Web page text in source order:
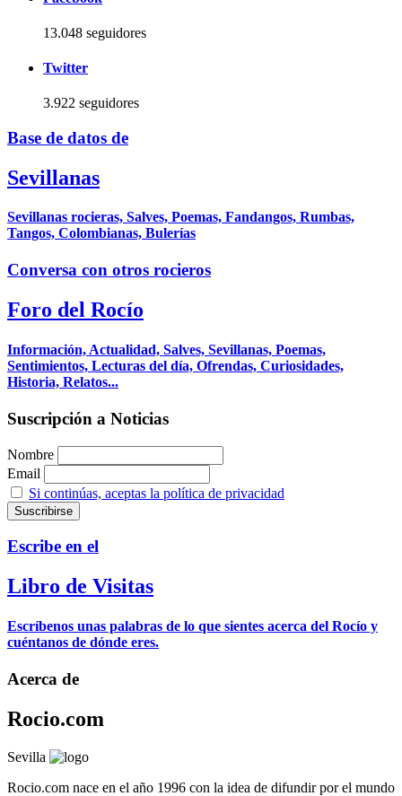
13.048 seguidores
Twitter
3.922 seguidores
Base de datos de
Sevillanas
Sevillanas rocieras, Salves, Poemas, Fandangos, Rumbas,
Tangos, Colombianas, Bulerías
Conversa con otros rocieros
Foro del Rocío
Información, Actualidad, Salves, Sevillanas, Poemas,
Sentimientos, Lecturas del día, Ofrendas, Curiosidades,
Historia, Relatos...
Suscripción a Noticias
Nombre
Email
Si continúas, aceptas la política de privacidad
Escribe en el
Libro de Visitas
Escríbenos unas palabras de lo que sientes acerca del Rocío y
cuéntanos de dónde eres.
Acerca de
Rocio.com
Sevilla
Rocio.com nace en el año 1996 con la idea de difundir por el mundo